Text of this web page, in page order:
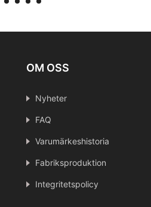
OM OSS
Nyheter
FAQ
Varumärkeshistoria
Fabriksproduktion
Integritetspolicy